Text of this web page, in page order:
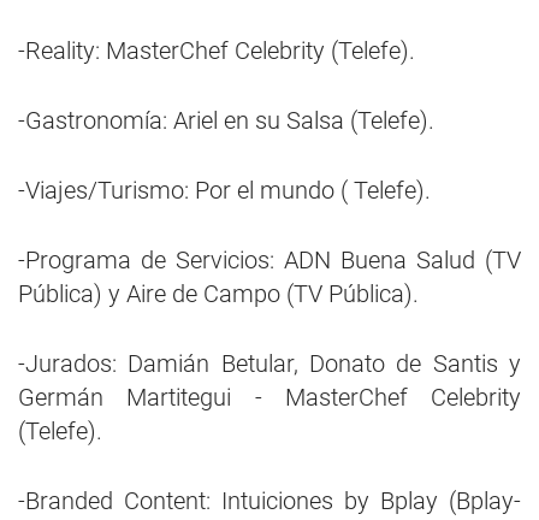
-Reality: MasterChef Celebrity (Telefe).
-Gastronomía: Ariel en su Salsa (Telefe).
-Viajes/Turismo: Por el mundo ( Telefe).
-Programa de Servicios: ADN Buena Salud (TV
Pública) y Aire de Campo (TV Pública).
-Jurados: Damián Betular, Donato de Santis y
Germán Martitegui - MasterChef Celebrity
(Telefe).
-Branded Content: Intuiciones by Bplay (Bplay-